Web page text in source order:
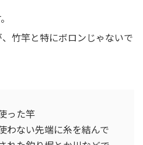
竹竿と特にボロンじゃないで
った竿
わない先端に糸を結んで